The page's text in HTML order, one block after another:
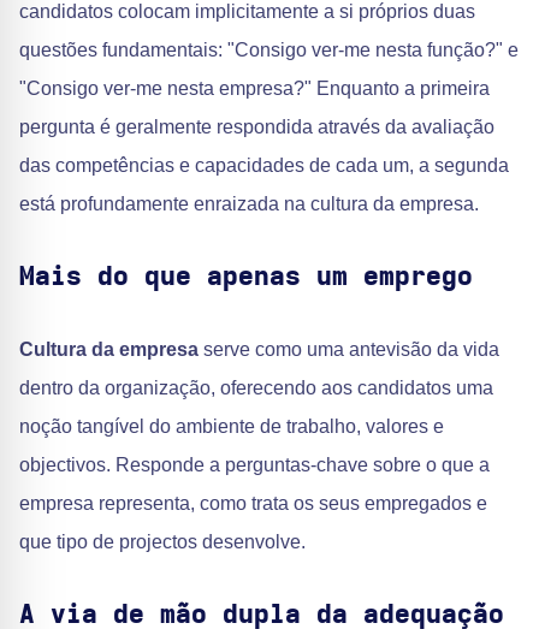
candidatos colocam implicitamente a si próprios duas
questões fundamentais: "Consigo ver-me nesta função?" e
"Consigo ver-me nesta empresa?" Enquanto a primeira
pergunta é geralmente respondida através da avaliação
das competências e capacidades de cada um, a segunda
está profundamente enraizada na cultura da empresa.
Mais do que apenas um emprego
Cultura da empresa serve como uma antevisão da vida
dentro da organização, oferecendo aos candidatos uma
noção tangível do ambiente de trabalho, valores e
objectivos. Responde a perguntas-chave sobre o que a
empresa representa, como trata os seus empregados e
que tipo de projectos desenvolve.
A via de mão dupla da adequação